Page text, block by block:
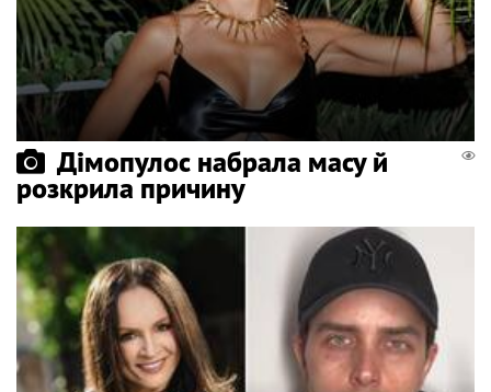
Дімопулос набрала масу й
розкрила причину